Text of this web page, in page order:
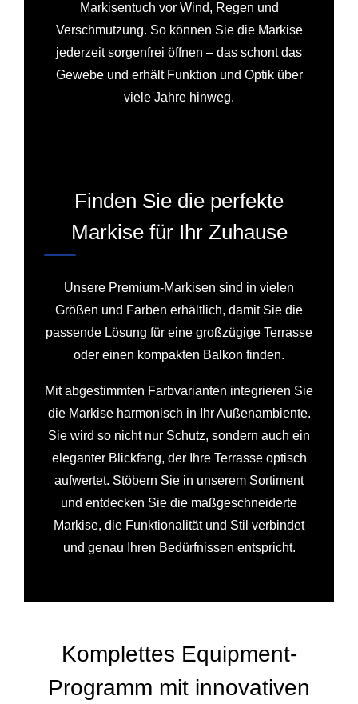
Markisentuch vor Wind, Regen und
Verschmutzung. So können Sie die Markise
jederzeit sorgenfrei öffnen – das schont das
Gewebe und erhält Funktion und Optik über
viele Jahre hinweg.
Finden Sie die perfekte
Markise für Ihr Zuhause
Unsere Premium-Markisen sind in vielen
Größen und Farben erhältlich, damit Sie die
passende Lösung für eine großzügige Terrasse
oder einen kompakten Balkon finden.
Mit abgestimmten Farbvarianten integrieren Sie
die Markise harmonisch in Ihr Außenambiente.
Sie wird so nicht nur Schutz, sondern auch ein
eleganter Blickfang, der Ihre Terrasse optisch
aufwertet. Stöbern Sie in unserem Sortiment
und entdecken Sie die maßgeschneiderte
Markise, die Funktionalität und Stil verbindet
und genau Ihren Bedürfnissen entspricht.
Komplettes Equipment-
Programm mit innovativen